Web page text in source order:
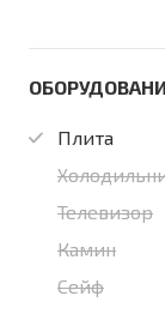
Плита
Телевизор
Камин
Сейф